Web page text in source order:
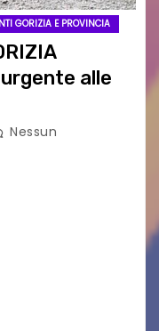
GORIZIA E PROVINCIA
alle
Nessun